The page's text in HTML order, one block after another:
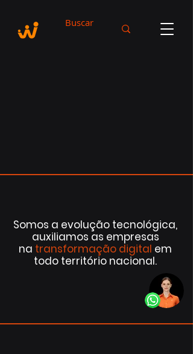
Somos a evolução tecnológica,
auxiliamos as empresas
na transformação digital em
todo território nacional.